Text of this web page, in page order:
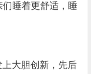
睡着更舒适，睡
大胆创新，先后